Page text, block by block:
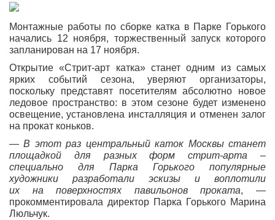
Монтажные работы по сборке катка в Парке Горького
начались 12 ноября, торжественный запуск которого
запланирован на 17 ноября.
Открытие «Стрит-арт катка» станет одним из самых
ярких событий сезона, уверяют организаторы,
поскольку представят посетителям абсолютно новое
ледовое пространство: в этом сезоне будет изменено
освещение, установлена инсталляция и отменен залог
на прокат коньков.
—В этот раз центральный каток Москвы станет
площадкой для разных форм стрит-арта –
специально для Парка Горького популярные
художники разработали эскизы и воплотили
их на поверхностях павильонов проката, —
прокомментировала директор Парка Горького Марина
Люльчук.